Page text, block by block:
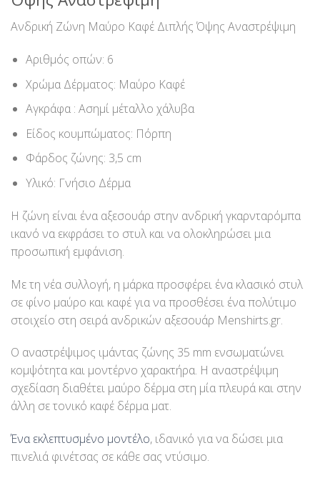
Ανδρική Ζώνη Μαύρο Καφέ Διπλής Όψης Αναστρέψιμη
Αριθμός οπών: 6
Χρώμα Δέρματος: Μαύρο Καφέ
Αγκράφα : Ασημί μέταλλο χάλυβα
Είδος κουμπώματος: Πόρπη
Φάρδος ζώνης: 3,5 cm
Υλικό: Γνήσιο Δέρμα
Η ζώνη είναι ένα αξεσουάρ στην ανδρική γκαρνταρόμπα
ικανό να εκφράσει το στυλ και να ολοκληρώσει μια
προσωπική εμφάνιση.
Με τη νέα συλλογή, η μάρκα προσφέρει ένα κλασικό στυλ
σε φίνο μαύρο και καφέ για να προσθέσει ένα πολύτιμο
στοιχείο στη σειρά ανδρικών αξεσουάρ Menshirts.gr.
Ο αναστρέψιμος ιμάντας ζώνης 35 mm ενσωματώνει
κομψότητα και μοντέρνο χαρακτήρα. Η αναστρέψιμη
σχεδίαση διαθέτει μαύρο δέρμα στη μία πλευρά και στην
άλλη σε τονικό καφέ δέρμα ματ.
Ένα εκλεπτυσμένο μοντέλο, ιδανικό για να δώσει μια
πινελιά φινέτσας σε κάθε σας ντύσιμο.